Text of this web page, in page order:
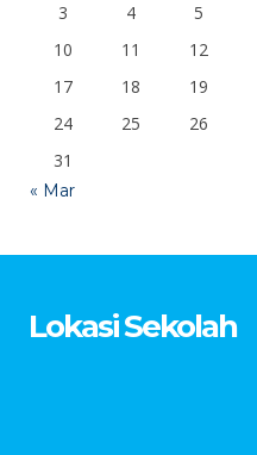
3
4 5
10
11 12
17
18 19
24
25 26
31
« Mar
Lokasi Sekolah